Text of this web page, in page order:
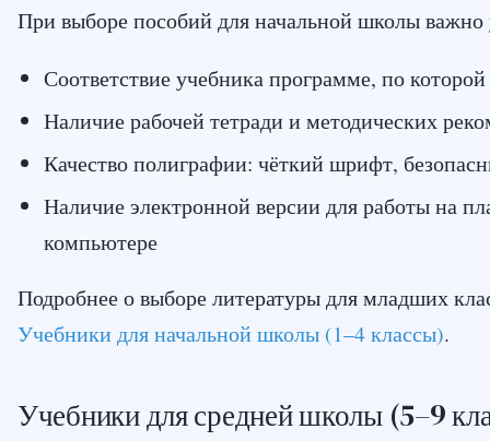
При выборе пособий для начальной школы важно
Соответствие учебника программе, по
Наличие рабочей тетради и методических
Качество полиграфии: чёткий шрифт,
Наличие электронной версии для работы на
компьютере
Подробнее о выборе литературы для младших
Учебники для начальной школы (1–4 классы).
Учебники для средней школы (5–9